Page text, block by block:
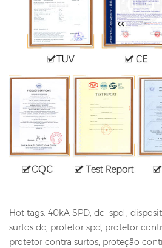
Hot tags: 40kA SPD, dc spd ,
surtos dc, protetor spd, protetor
protetor contra surtos, proteção